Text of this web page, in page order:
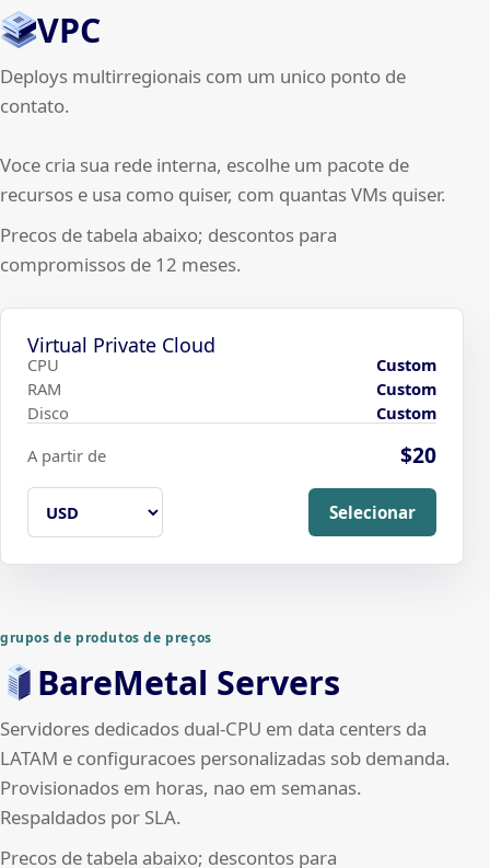
VPC
Deploys multirregionais com um unico ponto de
contato.
Voce cria sua rede interna, escolhe um pacote de
recursos e usa como quiser, com quantas VMs quiser.
Precos de tabela abaixo; descontos para
compromissos de 12 meses.
Virtual Private Cloud
CPU
Custom
RAM
Custom
Disco
Custom
A partir de
$20
Selecionar
grupos de produtos de preços
BareMetal Servers
Servidores dedicados dual-CPU em data centers da
LATAM e configuracoes personalizadas sob demanda.
Provisionados em horas, nao em semanas.
Respaldados por SLA.
Precos de tabela abaixo; descontos para